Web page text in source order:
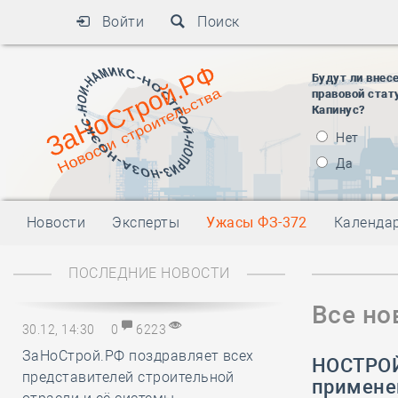
Войти Поиск
Будут ли
правовой
Капинус?
Нет
Да
Новости Эксперты Ужасы ФЗ-372
ПОСЛЕДНИЕ НОВОСТИ
30.12, 14:30 0 6223
ЗаНоСтрой.РФ поздравляет всех
представителей строительной
Все